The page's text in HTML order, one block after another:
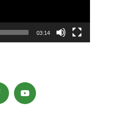
03:14